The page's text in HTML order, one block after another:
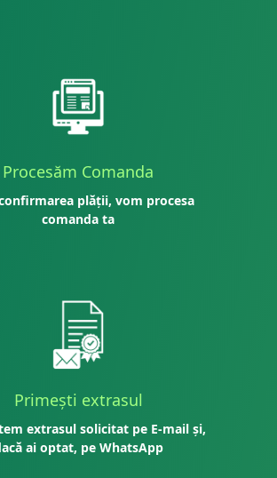
Procesăm Comanda
plății, vom procesa
comanda ta
Primești extrasul
extrasul solicitat pe E-mail și,
ai optat, pe WhatsApp